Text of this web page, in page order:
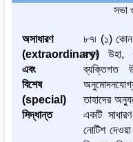
সভা
অসাধারণ
(extraordinary)
এবং
বিশেষ
(special)
সিদ্ধান্ত
৮৭৷ (১) কোন
যখন উহা,
ব্যক্তিগত
তাহাদের
একটি
নোটিশ